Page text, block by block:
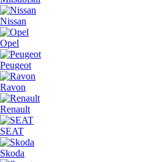
Nissan
Opel
Peugeot
Ravon
Renault
SEAT
Skoda